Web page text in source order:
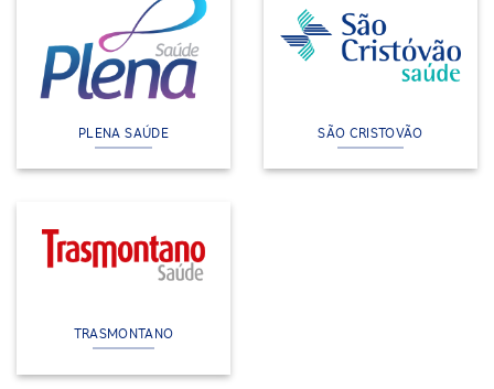
PLENA SAÚDE SÃO CRISTOVÃO
TRASMONTANO